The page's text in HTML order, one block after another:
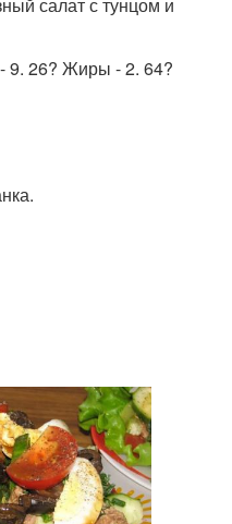
салат с тунцом и
9. 26? Жиры - 2. 64?